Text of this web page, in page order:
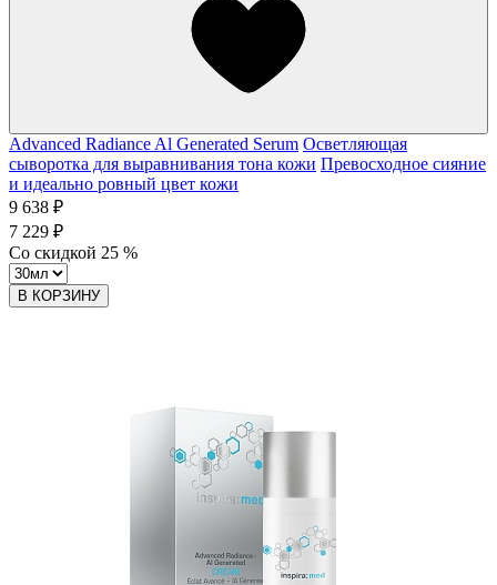
Advanced Radiance Al Generated Serum Осветляющая
сыворотка для выравнивания тона кожи Превосходное сияние
и идеально ровный цвет кожи
9 638 ₽
7 229 ₽
Со скидкой 25 %
В КОРЗИНУ